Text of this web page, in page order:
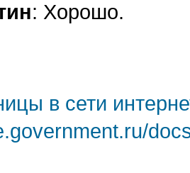
: Хорошо.
в сети